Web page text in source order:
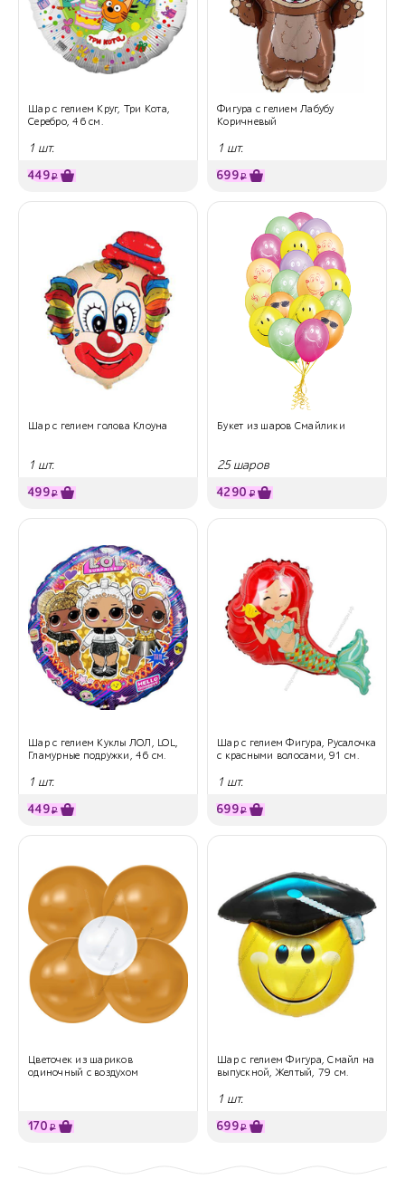
Шар с гелием Круг, Три Кота,
Серебро, 46 см.
1 шт.
449₽
Фигура с гелием Лабубу
Коричневый
1 шт.
699₽
Шар с гелием голова Клоуна
1 шт.
499₽
Букет из шаров Смайлики
25 шаров
4290 ₽
Шар с гелием Куклы ЛОЛ, LOL,
Гламурные подружки, 46 см.
1 шт.
449₽
Шар с гелием Фигура, Русалочка
c красными волосами, 91 см.
1 шт.
699₽
Цветочек из шариков
одиночный с воздухом
170 ₽
Шар с гелием Фигура, Смайл на
выпускной, Желтый, 79 см.
1 шт.
699₽